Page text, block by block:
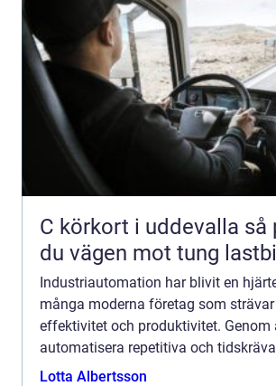
C körkort i uddevalla så planerar
du vägen mot tung lastbil
Industriautomation har blivit en
många moderna företag som
effektivitet och produktivitet. Genom
automatisera repetitiva och
arbetsuppgifter kan för...
Lotta Albertsson